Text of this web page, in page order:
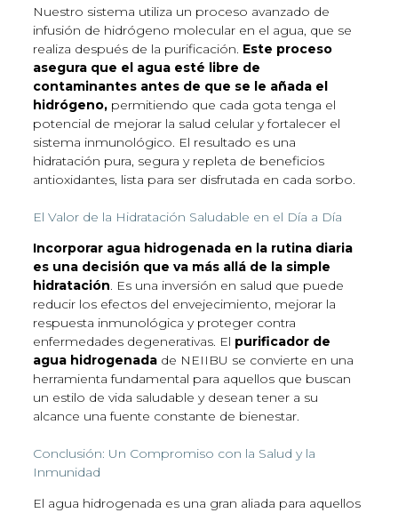
Nuestro sistema utiliza un proceso avanzado de
infusión de hidrógeno molecular en el agua, que se
realiza después de la purificación. Este proceso
asegura que el agua esté libre de
contaminantes antes de que se le añada el
hidrógeno,permitiendo que cada gota tenga el
potencial de mejorar la salud celular y fortalecer el
sistema inmunológico. El resultado es una
hidratación pura, segura y repleta de beneficios
antioxidantes, lista para ser disfrutada en cada sorbo.
El Valor de la Hidratación Saludable en el Día a Día
Incorporar agua hidrogenada en la rutina diaria
es una decisión que va más allá de la simple
hidratación. Es una inversión en salud que puede
reducir los efectos del envejecimiento, mejorar la
respuesta inmunológica y proteger contra
enfermedades degenerativas. El purificador de
agua hidrogenadade NEIIBU se convierte en una
herramienta fundamental para aquellos que buscan
un estilo de vida saludable y desean tener a su
alcance una fuente constante de bienestar.
Conclusión: Un Compromiso con la Salud y la
Inmunidad
El agua hidrogenada es una gran aliada para aquellos